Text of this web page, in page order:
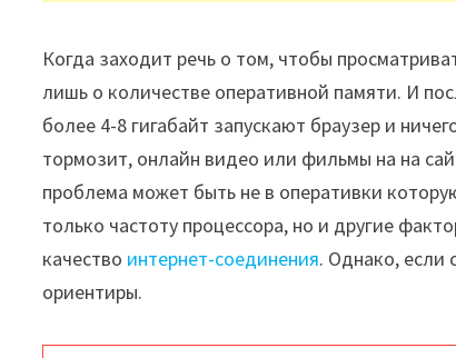
Когда заходит речь о том, чтобы
лишь о количестве оперативной памяти. И
более 4-8 гигабайт запускают браузер и
тормозит, онлайн видео или фильмы на на
проблема может быть не в оперативки
только частоту процессора, но и другие
качество интернет-соединения. Однако, если
ориентиры.